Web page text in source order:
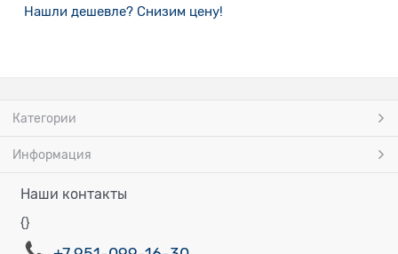
Нашли дешевле? Снизим цену!
Категории
Информация
Наши контакты
{}